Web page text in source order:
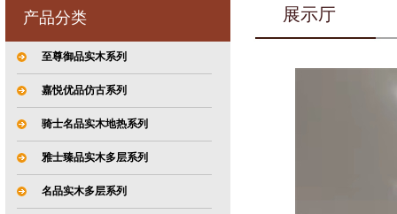
产品分类
至尊御品实木系列
嘉悦优品仿古系列
骑士名品实木地热系列
雅士臻品实木多层系列
名品实木多层系列
展示厅